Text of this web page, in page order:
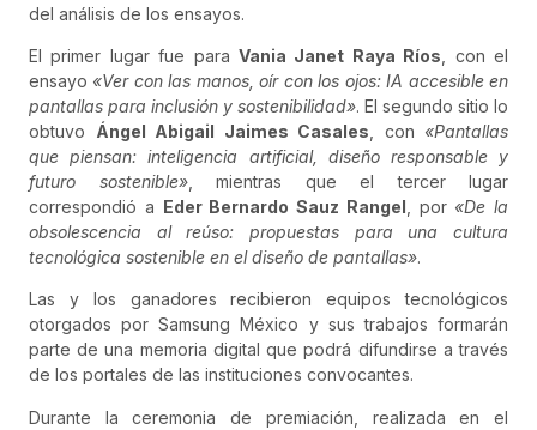
del análisis de los ensayos.
El primer lugar fue para Vania Janet Raya Ríos , con el
ensayo «Ver con las manos, oír con los ojos: IA accesible en
pantallas para inclusión y sostenibilidad». El segundo sitio lo
obtuvo Ángel Abigail Jaimes Casales , con «Pantallas
que piensan: inteligencia artificial, diseño responsable y
futuro sostenible», mientras que el tercer lugar
correspondió a Eder Bernardo Sauz Rangel , por «De la
obsolescencia al reúso: propuestas para una cultura
tecnológica sostenible en el diseño de pantallas».
Las y los ganadores recibieron equipos tecnológicos
otorgados por Samsung México y sus trabajos formarán
parte de una memoria digital que podrá difundirse a través
de los portales de las instituciones convocantes.
Durante la ceremonia de premiación, realizada en el